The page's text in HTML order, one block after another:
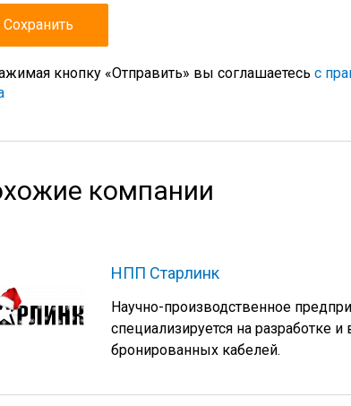
кнопку «Отправить» вы соглашаетесь с
компании
НПП Старлинк
Научно-производственное
специализируется на разработке
бронированных кабелей.